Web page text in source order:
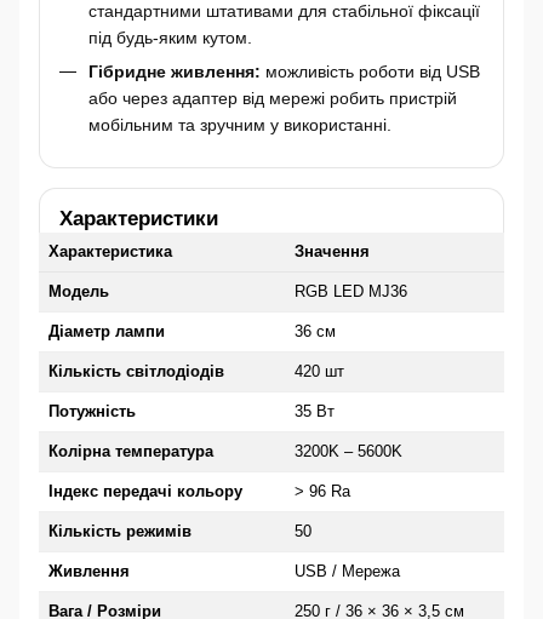
стандартними штативами для стабільної фіксації
під будь-яким кутом.
Гібридне живлення: можливість роботи від USB
або через адаптер від мережі робить пристрій
мобільним та зручним у використанні.
Характеристики
Характеристика Значення
Модель RGB LED MJ36
Діаметр лампи 36 см
Кількість світлодіодів 420 шт
Потужність 35 Вт
Колірна температура 3200K – 5600K
Індекс передачі кольору > 96 Ra
Кількість режимів 50
Живлення USB / Мережа
Вага / Розміри 250 г / 36 × 36 × 3,5 см